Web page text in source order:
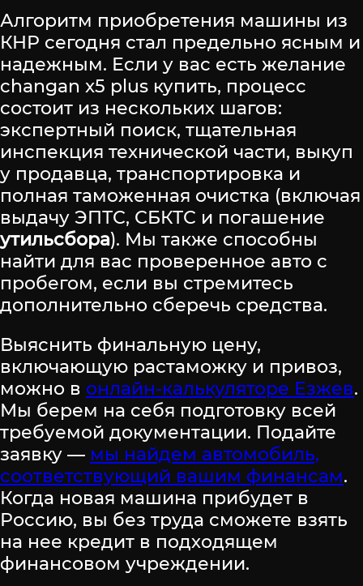
Алгоритм приобретения машины из
КНР сегодня стал предельно ясным и
надежным. Если у вас есть желание
changan x5 plus купить, процесс
состоит из нескольких шагов:
экспертный поиск, тщательная
инспекция технической части, выкуп
у продавца, транспортировка и
полная таможенная очистка (включая
выдачу ЭПТС, СБКТС и погашение
утильсбора). Мы также способны
найти для вас проверенное авто с
пробегом, если вы стремитесь
дополнительно сберечь средства.
Выяснить финальную цену,
включающую растаможку и привоз,
можно в онлайн-калькуляторе Езжев.
Мы берем на себя подготовку всей
требуемой документации. Подайте
заявку — мы найдем автомобиль,
соответствующий вашим финансам.
Когда новая машина прибудет в
Россию, вы без труда сможете взять
на нее кредит в подходящем
финансовом учреждении.